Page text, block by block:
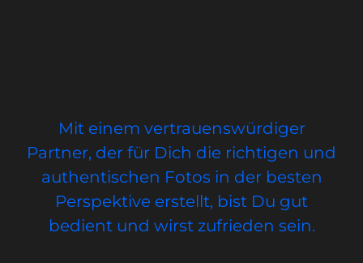
Mit einem vertrauenswürdiger
Partner, der für Dich die richtigen und
authentischen Fotos in der besten
Perspektive erstellt, bist Du gut
bedient und wirst zufrieden sein.